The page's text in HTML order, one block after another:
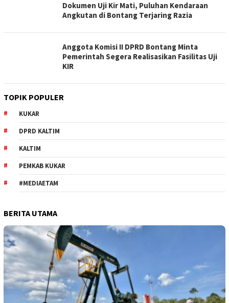
Dokumen Uji Kir Mati, Puluhan Kendaraan
Angkutan di Bontang Terjaring Razia
Anggota Komisi II DPRD Bontang Minta
Pemerintah Segera Realisasikan Fasilitas Uji
KIR
TOPIK POPULER
KUKAR
DPRD KALTIM
KALTIM
PEMKAB KUKAR
#MEDIAETAM
BERITA UTAMA